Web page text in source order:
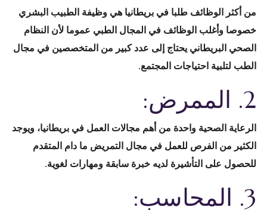
من أكثر الوظائف طلبا في بريطانيا هي وظيفة الطبيب البشري
خصوصا وأغلب الوظائف في المجال الطبي عموما لأن النظام
الصحي البريطاني يحتاج إلى عدد كبير من المتخصصين في مجال
الطب لتلبية احتياجات المجتمع.
2. الممرض:
الرعاية الصحية واحدة من أهم مجالات العمل في بريطانيا، ويوجد
الكثير من الفرص للعمل في مجال التمريض ما دام المتقدم
للحصول على التأشيرة لديه خبرة سابقة ومهارات لغوية.
3. المحاسب: